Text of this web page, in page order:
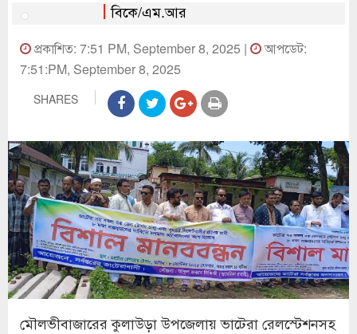
বিকে/এম.আর
প্রকাশিত: 7:51 PM, September 8, 2025 |
আপডেট:
7:51:PM, September 8, 2025
SHARES
মৌলভীবাজারের কুলাউড়া উপজেলায় ভাটেরা রেলস্টেশনসহ